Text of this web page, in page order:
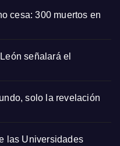
cesa: 300 muertos en
señalará el
solo la revelación
las Universidades